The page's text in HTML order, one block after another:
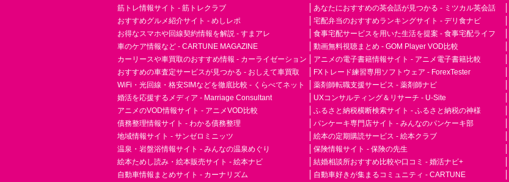
筋トレ情報サイト - 筋トレクラブ
おすすめグルメ紹介サイト - めしレポ
お得なスマホや回線契約情報を解説 - すまアレ
車のケア情報など - CARTUNE MAGAZINE
カーリースや車買取のおすすめ情報 - カーライゼーション
おすすめの車査定サービスが見つかる - おしえて車買取
WiFi・光回線・格安SIMなどを徹底比較 - くらべてネット
婚活を応援するメディア - Marriage Consultant
アニメのVOD情報サイト - アニメVOD比較
債務整理情報サイト - わかる債務整理
地域情報サイト - サンゼロミニッツ
温泉・岩盤浴情報サイト - みんなの温泉めぐり
絵本ためし読み・絵本販売サイト - 絵本ナビ
自動車情報まとめサイト - カーナリズム
あなたにおすすめの英会話が見つかる - ミツカル英会話
宅配弁当のおすすめランキングサイト - デリ食ナビ
食事宅配サービスを用いた生活を提案 - 食事宅配ライフ
動画無料視聴まとめ - GOM Player VOD比較
アニメの電子書籍情報サイト - アニメ電子書籍比較
FXトレード練習専用ソフトウェア - ForexTester
薬剤師転職支援サービス - 薬剤師ナビ
UXコンサルティング＆リサーチ - U-Site
ふるさと納税横断検索サイト - ふるさと納税の神様
パンケーキ専門店サイト - みんなのパンケーキ部
絵本の定期購読サービス - 絵本クラブ
保険情報サイト - 保険の先生
結婚相談所おすすめ比較や口コミ - 婚活ナビ+
自動車好きが集まるコミュニティ - CARTUNE